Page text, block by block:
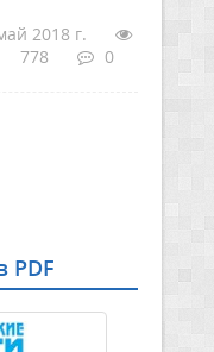
2018 г.
778
0
PDF